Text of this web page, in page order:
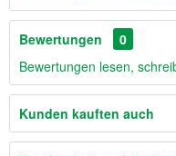
Bewertungen
0
Bewertungen lesen,
Kunden kauften auch